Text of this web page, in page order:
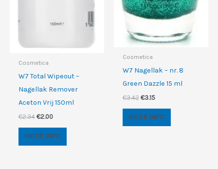
Cosmetica
W7 Total Wipeout –
Nagellak Remover
Aceton Vrij 150ml
€2.34 Oorspronkelijke
was:
€2.00Huidige
is:
MEER INFO
Cosmetica
W7 Nagellak – nr. 8
Green Dazzle 15 ml
€3.42 Oorspronkelijke
was:
€3.15Huidige
is:
MEER INFO